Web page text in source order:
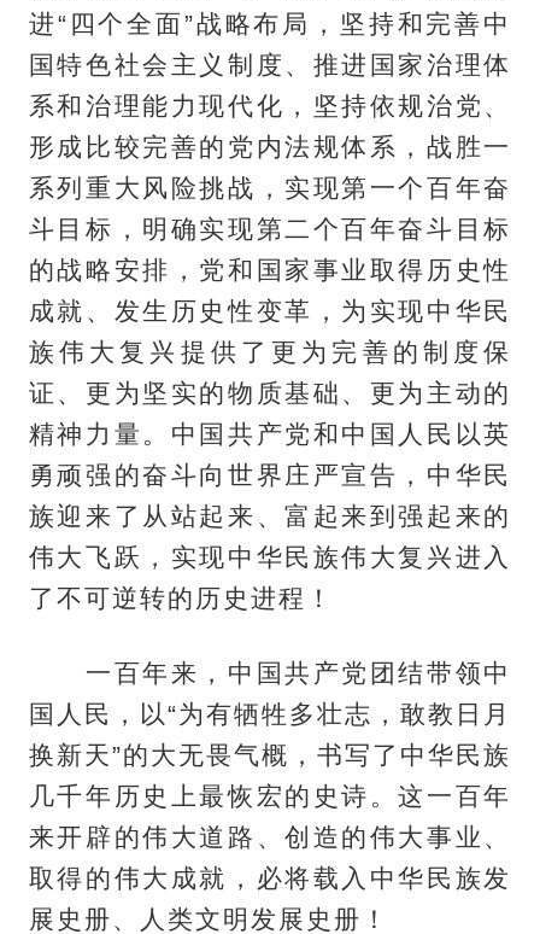
进“四个全面”战略布局，坚持和完善中
国特色社会主义制度、推进国家治理体
系和治理能力现代化，坚持依规治党、
形成比较完善的党内法规体系，战胜一
系列重大风险挑战，实现第一个百年奋
斗目标，明确实现第二个百年奋斗目标
的战略安排，党和国家事业取得历史性
成就、发生历史性变革，为实现中华民
族伟大复兴提供了更为完善的制度保
证、更为坚实的物质基础、更为主动的
精神力量。中国共产党和中国人民以英
勇顽强的奋斗向世界庄严宣告，中华民
族迎来了从站起来、富起来到强起来的
伟大飞跃，实现中华民族伟大复兴进入
了不可逆转的历史进程！
一百年来，中国共产党团结带领中
国人民，以“为有牺牲多壮志，敢教日月
换新天”的大无畏气概，书写了中华民族
几千年历史上最恢宏的史诗。这一百年
来开辟的伟大道路、创造的伟大事业、
取得的伟大成就，必将载入中华民族发
展史册、人类文明发展史册！